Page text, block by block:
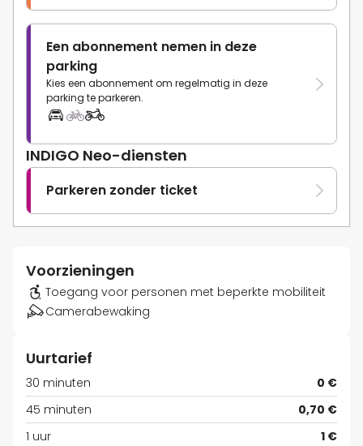
Een abonnement nemen in deze
parking
Kies een abonnement om regelmatig in deze
parking te parkeren.
INDIGO Neo-diensten
Parkeren zonder ticket
Voorzieningen
Toegang voor personen met beperkte mobiliteit
Camerabewaking
Uurtarief
30 minuten
0 €
45 minuten
0,70 €
1 uur
1 €